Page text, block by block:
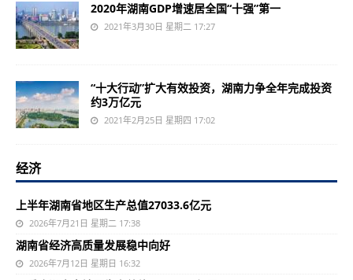
2020年湖南GDP增速居全国“十强”第一
2021年3月30日 星期二 17:27
“十大行动”扩大有效投资，湖南力争全年完成投资
约3万亿元
2021年2月25日 星期四 17:02
经济
上半年湖南省地区生产总值27033.6亿元
2026年7月21日 星期二 17:38
湖南省经济高质量发展稳中向好
2026年7月12日 星期日 16:32